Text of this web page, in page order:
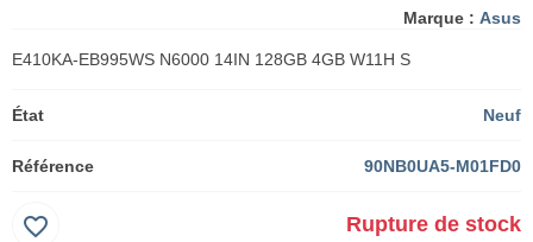
Marque : Asus
E410KA-EB995WS N6000 14IN 128GB 4GB W11H S
État Neuf
Référence 90NB0UA5-M01FD0
Rupture de stock
favorite_border